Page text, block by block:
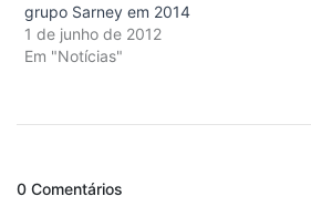
grupo Sarney em 2014
1 de junho de 2012
Em "Notícias"
0 Comentários